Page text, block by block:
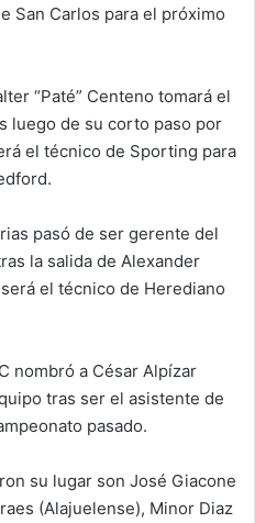
San Carlos para el próximo
“Paté” Centeno tomará el
luego de su corto paso por
el técnico de Sporting para
pasó de ser gerente del
la salida de Alexander
el técnico de Herediano
nombró a César Alpízar
tras ser el asistente de
pasado.
su lugar son José Giacone
(Alajuelense), Minor Diaz